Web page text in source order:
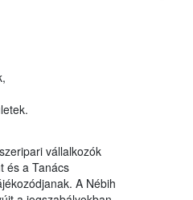
vállalkozók
és a Tanács
A Nébih